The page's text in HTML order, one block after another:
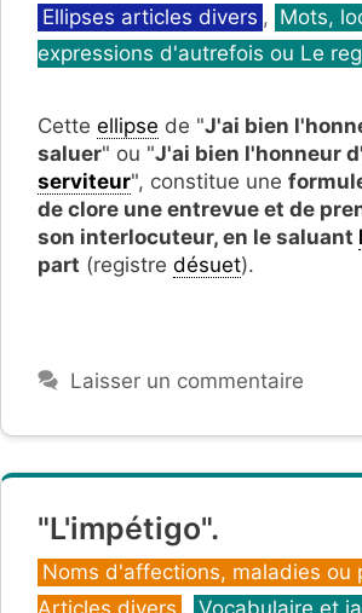
Catégories
Ellipses articles divers , Mots,
expressions d'autrefois ou Le
Cette ellipse de "J'ai bien
saluer" ou "J'ai bien l'honneur
serviteur", constitue une
de clore une entrevue et de
son interlocuteur, en le saluant
part (registre désuet).
Laisser un commentaire
"L'impétigo".
Catégories
Noms d'affections, maladies ou